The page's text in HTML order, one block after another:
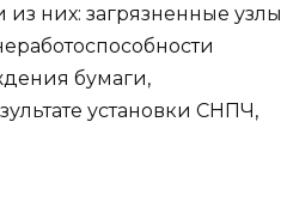
них: загрязненные узлы
бумаги,
установки СНПЧ,